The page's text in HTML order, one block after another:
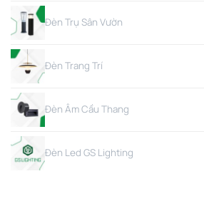
Đèn Trụ Sân Vườn
Đèn Trang Trí
Đèn Âm Cầu Thang
Đèn Led GS Lighting